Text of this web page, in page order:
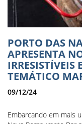
PORTO DAS
APRESENTA
TEMÁTICO
09/12/24
Embarcando em mais